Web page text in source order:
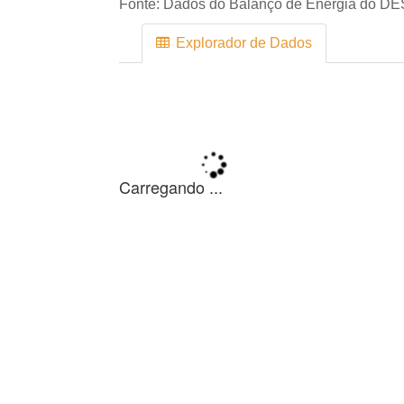
Fonte: Dados do Balanço de Energia do
Explorador de Dados